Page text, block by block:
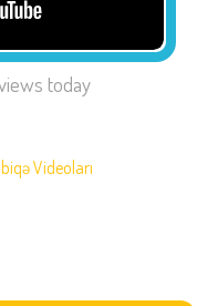
today
Videoları